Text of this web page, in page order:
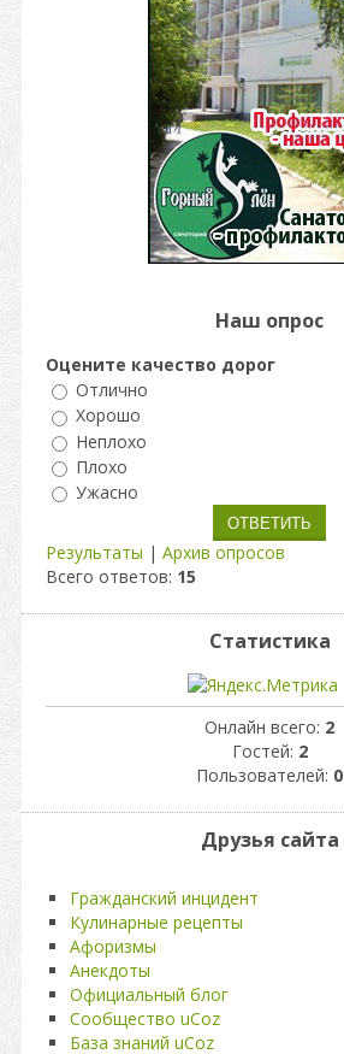
Наш опрос
Оцените качество дорог
Отлично
Хорошо
Неплохо
Плохо
Ужасно
Результаты | Архив опросов
Всего ответов: 15
Статистика
Онлайн всего: 2
Гостей: 2
Пользователей: 0
Друзья сайта
Гражданский инцидент
Кулинарные рецепты
Афоризмы
Анекдоты
Официальный блог
Сообщество uCoz
База знаний uCoz